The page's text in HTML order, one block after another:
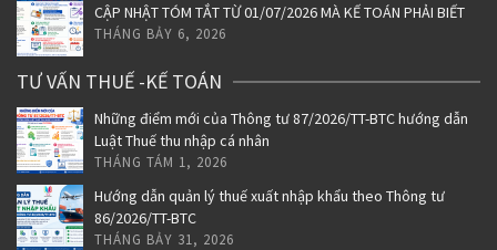
CẬP NHẬT TÓM TẮT TỪ 01/07/2026 MÀ KẾ TOÁN PHẢI BIẾT
THÁNG BẢY 6, 2026
TƯ VẤN THUẾ -KẾ TOÁN
Những điểm mới của Thông tư 87/2026/TT-BTC hướng dẫn
Luật Thuế thu nhập cá nhân
THÁNG TÁM 1, 2026
Hướng dẫn quản lý thuế xuất nhập khẩu theo Thông tư
86/2026/TT-BTC
THÁNG BẢY 31, 2026